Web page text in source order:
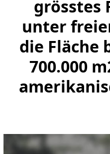
grösstes
unter
die Fläche
700.000